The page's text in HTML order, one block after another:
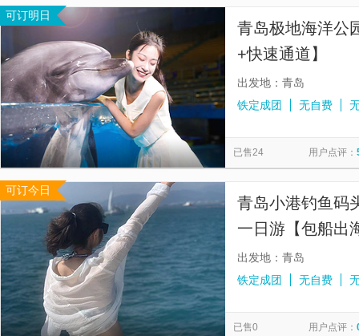
可订明日
青岛极地海洋公
+快速通道】
出发地：青岛
铁定成团
无自费
已售24 用户点评：
可订今日
青岛小港钓鱼码
一日游【包船出
出发地：青岛
铁定成团
无自费
已售0 用户点评：